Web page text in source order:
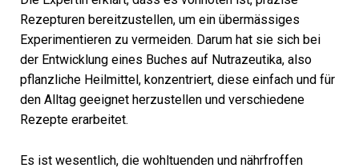
Rezepturen bereitzustellen, um ein übermässiges
Experimentieren zu vermeiden. Darum hat sie sich bei
der Entwicklung eines Buches auf Nutrazeutika, also
pflanzliche Heilmittel, konzentriert, diese einfach und für
den Alltag geeignet herzustellen und verschiedene
Rezepte erarbeitet.
Es ist wesentlich, die wohltuenden und nährfroffen